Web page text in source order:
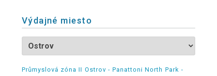
Výdajné miesto
Průmyslová zóna II Ostrov - Panattoni North Park -